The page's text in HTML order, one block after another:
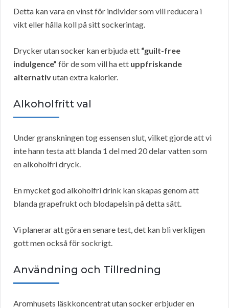
Detta kan vara en vinst för individer som vill reducera i
vikt eller hålla koll på sitt sockerintag.
Drycker utan socker kan erbjuda ett “guilt-free
indulgence” för de som vill ha ett uppfriskande
alternativutan extra kalorier.
Alkoholfritt val
Under granskningen tog essensen slut, vilket gjorde att vi
inte hann testa att blanda 1 del med 20 delar vatten som
en alkoholfri dryck.
En mycket god alkoholfri drink kan skapas genom att
blanda grapefrukt och blodapelsin på detta sätt.
Vi planerar att göra en senare test, det kan bli verkligen
gott men också för sockrigt.
Användning och Tillredning
Aromhusets läskkoncentrat utan socker erbjuder en